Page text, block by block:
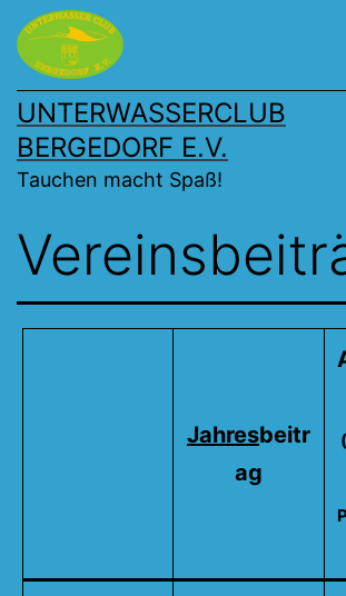
Zum
Inhalt
springen
UNTERWASSERCLUB
BERGEDORF E.V.
Tauchen macht Spaß!
Jahresbeitr
ag